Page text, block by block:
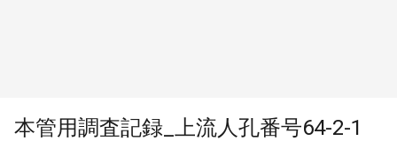
本管用調査記録_上流人孔番号64-2-1